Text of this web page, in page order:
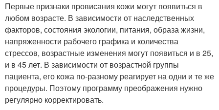
Первые признаки провисания кожи могут появиться в
любом возрасте. В зависимости от наследственных
факторов, состояния экологии, питания, образа жизни,
напряженности рабочего графика и количества
стрессов, возрастные изменения могут появиться и в 25,
и в 45 лет. В зависимости от возрастной группы
пациента, его кожа по-разному реагирует на одни и те же
процедуры. Поэтому программу преображения нужно
регулярно корректировать.